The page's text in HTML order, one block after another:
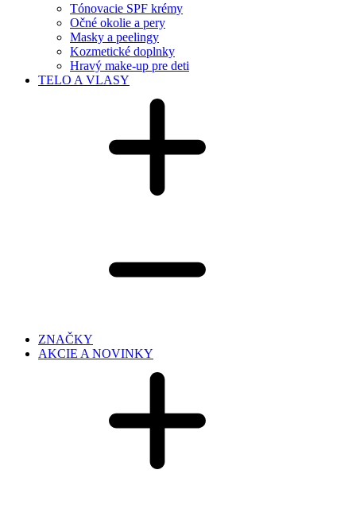
Tónovacie SPF krémy
Očné okolie a pery
Masky a peelingy
Kozmetické doplnky
Hravý make-up pre deti
TELO A VLASY
ZNAČKY
AKCIE A NOVINKY